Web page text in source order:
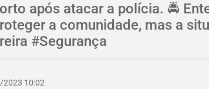
após atacar a polícia. 🚔
a comunidade, mas a
#Segurança
10:02